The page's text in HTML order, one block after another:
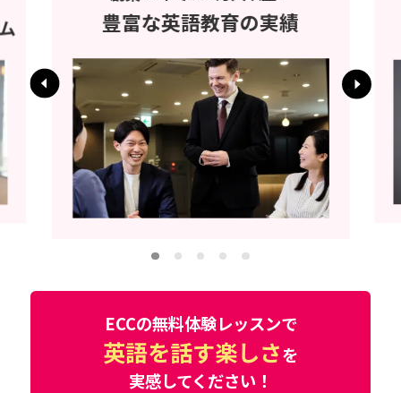
豊富な英語教育の実績
ECCの無料体験レッスンで
英語を話す楽しさを
実感してください！